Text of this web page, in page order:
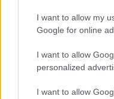
I want to allow my
Google for online
I want to allow
personalized
I want to allow